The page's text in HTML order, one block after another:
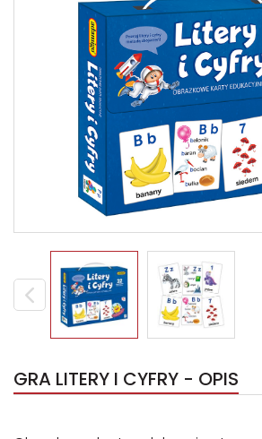
GRA LITERY I CYFRY - OPIS